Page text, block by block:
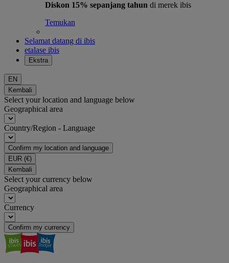
Diskon 15% sepanjang tahun di merek ibis
Temukan
Selamat datang di ibis
etalase ibis
Ekstra
EN
Kembali
Select your location and language below
Geographical area
Country/Region - Language
Confirm my location and language
EUR (€)
Kembali
Select your currency below
Geographical area
Currency
Confirm my currency